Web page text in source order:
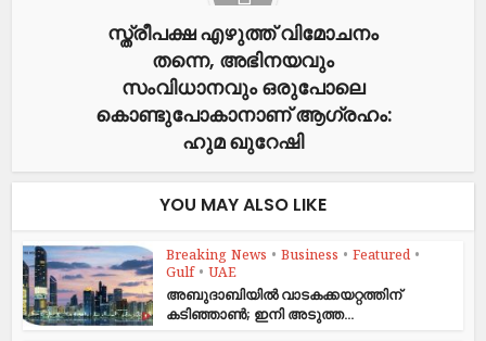
സ്ത്രീപക്ഷ എഴുത്ത് വിമോചനം
തന്നെ, അഭിനയവും
സംവിധാനവും ഒരുപോലെ
കൊണ്ടുപോകാനാണ് ആ​ഗ്രഹം:
ഹുമ ഖുറേഷി
YOU MAY ALSO LIKE
Breaking News • Business • Featured •
Gulf • UAE
അബുദാബിയിൽ വാടകക്കയറ്റത്തിന്
കടിഞ്ഞാൺ; ഇനി അടുത്ത...